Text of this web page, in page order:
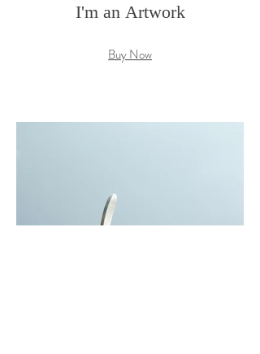
I'm an Artwork
Buy Now